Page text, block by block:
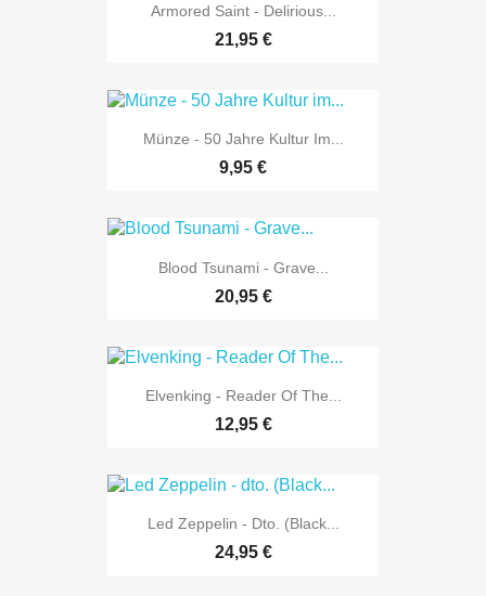
Armored Saint - Delirious...
21,95 €
Münze - 50 Jahre Kultur Im...
9,95 €
Blood Tsunami - Grave...
20,95 €
Elvenking - Reader Of The...
12,95 €
Led Zeppelin - Dto. (Black...
24,95 €